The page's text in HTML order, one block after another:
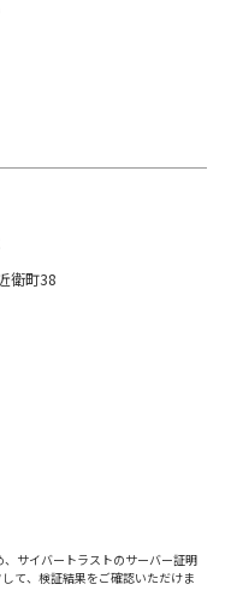
衛町38
サイバートラストのサーバー証明
て、検証結果をご確認いただけま